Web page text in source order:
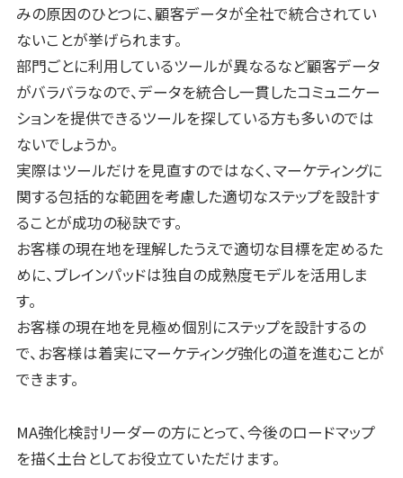
みの原因のひとつに、顧客データが全社で統合されてい
ないことが挙げられます。
部門ごとに利用しているツールが異なるなど顧客データ
がバラバラなので、データを統合し一貫したコミュニケー
ションを提供できるツールを探している方も多いのでは
ないでしょうか。
実際はツールだけを見直すのではなく、マーケティングに
関する包括的な範囲を考慮した適切なステップを設計す
ることが成功の秘訣です。
お客様の現在地を理解したうえで適切な目標を定めるた
めに、ブレインパッドは独自の成熟度モデルを活用しま
す。
お客様の現在地を見極め個別にステップを設計するの
で、お客様は着実にマーケティング強化の道を進むことが
できます。
MA強化検討リーダーの方にとって、今後のロードマップ
を描く土台としてお役立ていただけます。